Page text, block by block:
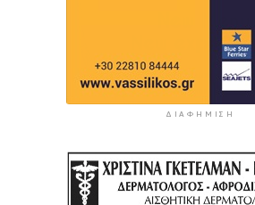
ΔΙΑΦΉΜΙΣΗ